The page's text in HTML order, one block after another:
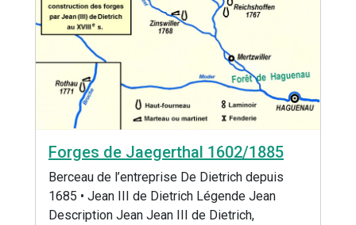
Forges de Jaegerthal 1602/1885
Berceau de l’entreprise De Dietrich depuis
1685 • Jean III de Dietrich Légende Jean
Description Jean Jean III de Dietrich,